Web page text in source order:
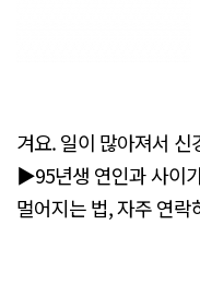
겨요. 일이 많아져서
▶95년생 연인과 사이
멀어지는 법, 자주 연락